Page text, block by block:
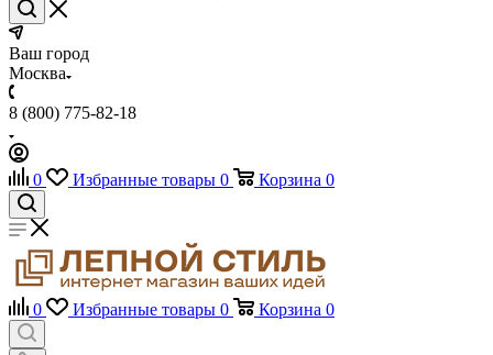
Ваш город
Москва
8 (800) 775-82-18
0 Избранные товары 0 Корзина 0
0 Избранные товары 0 Корзина 0